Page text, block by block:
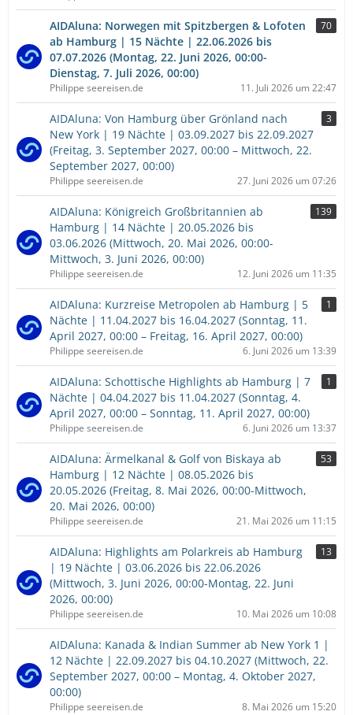
AIDAluna: Norwegen mit Spitzbergen & Lofoten
ab Hamburg | 15 Nächte | 22.06.2026 bis
07.07.2026 (Montag, 22. Juni 2026, 00:00-
Dienstag, 7. Juli 2026, 00:00)
70
Philippe seereisen.de 11. Juli 2026 um 22:47
AIDAluna: Von Hamburg über Grönland nach
New York | 19 Nächte | 03.09.2027 bis 22.09.2027
(Freitag, 3. September 2027, 00:00 – Mittwoch, 22.
September 2027, 00:00)
3
Philippe seereisen.de 27. Juni 2026 um 07:26
AIDAluna: Königreich Großbritannien ab
Hamburg | 14 Nächte | 20.05.2026 bis
03.06.2026 (Mittwoch, 20. Mai 2026, 00:00-
Mittwoch, 3. Juni 2026, 00:00)
139
Philippe seereisen.de 12. Juni 2026 um 11:35
AIDAluna: Kurzreise Metropolen ab Hamburg | 5
Nächte | 11.04.2027 bis 16.04.2027 (Sonntag, 11.
April 2027, 00:00 – Freitag, 16. April 2027, 00:00)
1
Philippe seereisen.de 6. Juni 2026 um 13:39
AIDAluna: Schottische Highlights ab Hamburg | 7
Nächte | 04.04.2027 bis 11.04.2027 (Sonntag, 4.
April 2027, 00:00 – Sonntag, 11. April 2027, 00:00)
1
Philippe seereisen.de 6. Juni 2026 um 13:37
AIDAluna: Ärmelkanal & Golf von Biskaya ab
Hamburg | 12 Nächte | 08.05.2026 bis
20.05.2026 (Freitag, 8. Mai 2026, 00:00-Mittwoch,
20. Mai 2026, 00:00)
53
Philippe seereisen.de 21. Mai 2026 um 11:15
AIDAluna: Highlights am Polarkreis ab Hamburg
| 19 Nächte | 03.06.2026 bis 22.06.2026
(Mittwoch, 3. Juni 2026, 00:00-Montag, 22. Juni
2026, 00:00)
13
Philippe seereisen.de 10. Mai 2026 um 10:08
AIDAluna: Kanada & Indian Summer ab New York 1 |
12 Nächte | 22.09.2027 bis 04.10.2027 (Mittwoch, 22.
September 2027, 00:00 – Montag, 4. Oktober 2027,
00:00)
Philippe seereisen.de 8. Mai 2026 um 15:20